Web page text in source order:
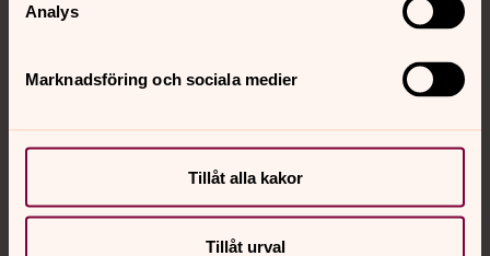
Analys
Marknadsföring och sociala medier
Tillåt alla kakor
Tillåt urval
Kontakt